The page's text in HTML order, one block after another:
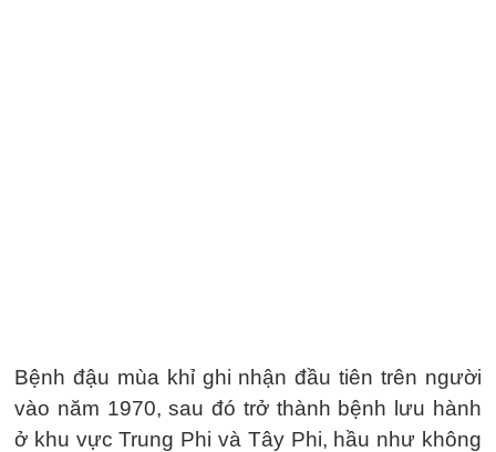
Bệnh đậu mùa khỉ ghi nhận đầu tiên trên người
vào năm 1970, sau đó trở thành bệnh lưu hành
ở khu vực Trung Phi và Tây Phi, hầu như không